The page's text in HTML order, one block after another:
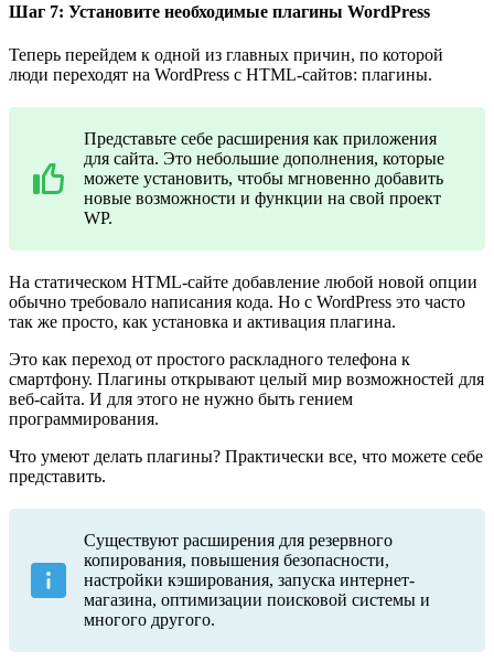
Шаг 7: Установите необходимые плагины WordPress
Теперь перейдем к одной из главных причин, по которой
люди переходят на WordPress с HTML-сайтов: плагины.
Представьте себе расширения как приложения
для сайта. Это небольшие дополнения, которые
можете установить, чтобы мгновенно добавить
новые возможности и функции на свой проект
WP.
На статическом HTML-сайте добавление любой новой опции
обычно требовало написания кода. Но с WordPress это часто
так же просто, как установка и активация плагина.
Это как переход от простого раскладного телефона к
смартфону. Плагины открывают целый мир возможностей для
веб-сайта. И для этого не нужно быть гением
программирования.
Что умеют делать плагины? Практически все, что можете себе
представить.
Существуют расширения для резервного
копирования, повышения безопасности,
настройки кэширования, запуска интернет-
магазина, оптимизации поисковой системы и
многого другого.